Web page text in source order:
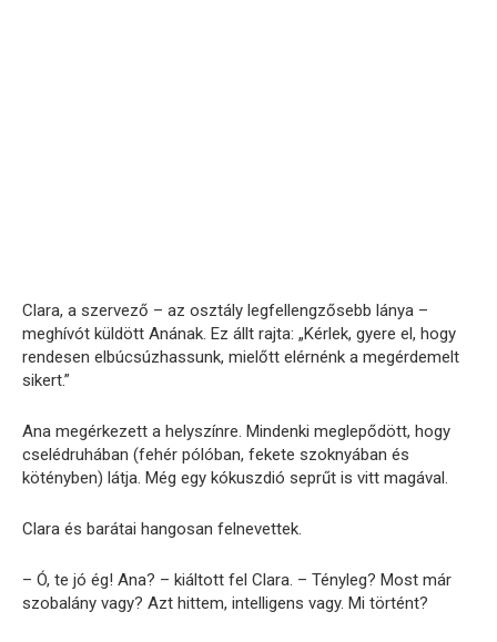
Clara, a szervező – az osztály legfellengzősebb lánya –
meghívót küldött Anának. Ez állt rajta: „Kérlek, gyere el, hogy
rendesen elbúcsúzhassunk, mielőtt elérnénk a megérdemelt
sikert.”
Ana megérkezett a helyszínre. Mindenki meglepődött, hogy
cselédruhában (fehér pólóban, fekete szoknyában és
kötényben) látja. Még egy kókuszdió seprűt is vitt magával.
Clara és barátai hangosan felnevettek.
– Ó, te jó ég! Ana? – kiáltott fel Clara. – Tényleg? Most már
szobalány vagy? Azt hittem, intelligens vagy. Mi történt?